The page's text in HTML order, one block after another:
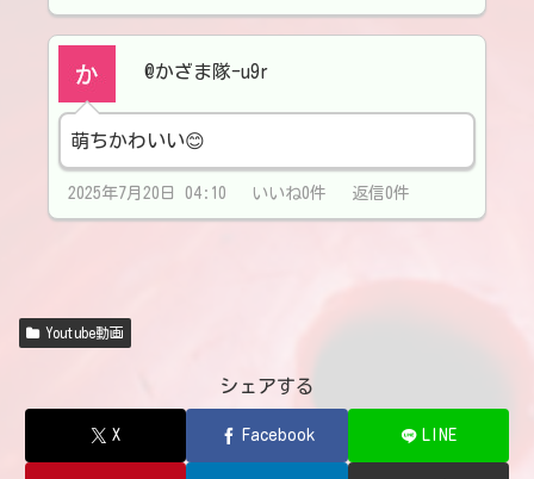
@かざま隊-u9r
萌ちかわいい😊
2025年7月20日 04:10 いいね0件 返信0件
Youtube動画
シェアする
X Facebook LINE